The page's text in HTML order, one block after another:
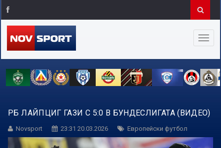
РБ ЛАЙПЦИГ ГАЗИ С 5:0 В БУНДЕСЛИГАТА (ВИДЕО)
Novsport 23:31 20.03.2026 Европейски футбол